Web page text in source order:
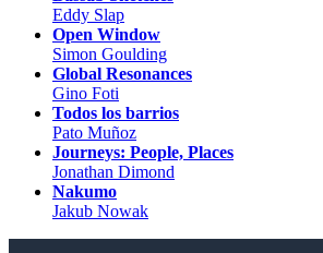
Eddy Slap
Open Window
Simon Goulding
Global Resonances
Gino Foti
Todos los barrios
Pato Muñoz
Journeys: People, Places
Jonathan Dimond
Nakumo
Jakub Nowak